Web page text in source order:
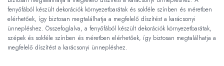
fenyőfából készült dekorációk környezetbarátak és sokféle színben és méretben
elérhetőek, így biztosan megtalálhatja a megfelelő díszítést a karácsonyi
ünnepléshez. Összefoglalva, a fenyőfából készült dekorációk környezetbarátak,
szépek és sokféle színben és méretben elérhetőek, így biztosan megtalálhatja a
megfelelő díszítést a karácsonyi ünnepléshez.